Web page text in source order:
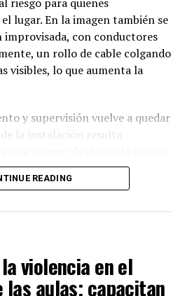
lugar. En la imagen también se
con conductores
un rollo de cable colgando
visibles, lo que aumenta la
y supervisión vuelve a quedar
la instalación resulta
peatonal. Ciudadanos
que este tipo de situaciones
urgente a las autoridades
responsable de la
inspeccionen y corrijan la
READING
violencia en el
las aulas; capacitan